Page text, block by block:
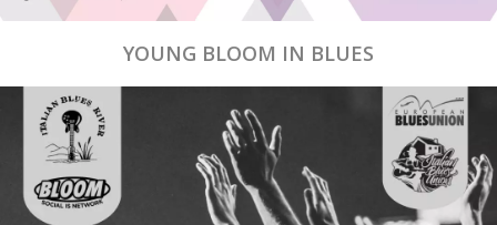
YOUNG BLOOM IN BLUES